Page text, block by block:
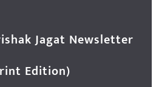
Jagat Newsletter
Edition)